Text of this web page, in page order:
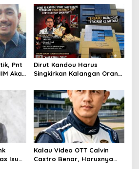
Pemerintah
Pnt
Akan
Dirut Kandou Harus
Singkirkan Kalangan Orang
Penghianat, Kalau Tidak
Patuh, Dirut Prof dr Stary
Rampengan Bisa Masuk
Jurang!
Isu
Kalau Video OTT Calvin
Castro Benar, Harusnya